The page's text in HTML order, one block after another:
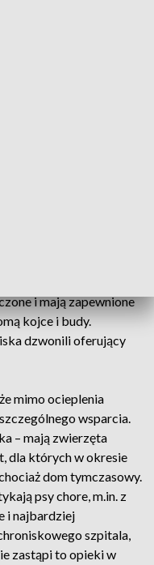
i mają zapewnione
kojce i budy.
dzwonili oferujący
mimo ocieplenia
wsparcia.
– mają zwierzęta
dla których w okresie
dom tymczasowy.
psy chore, m.in. z
i najbardziej
szpitala,
zastąpi to opieki w